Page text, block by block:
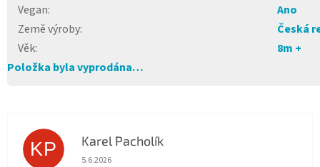
Vegan:
Ano
Země výroby:
Česká
Věk:
8m +
Položka byla vyprodána…
KP Karel Pacholík
Hodnocení obchodu je 4 z 5 hvězdiček.
5.6.2026